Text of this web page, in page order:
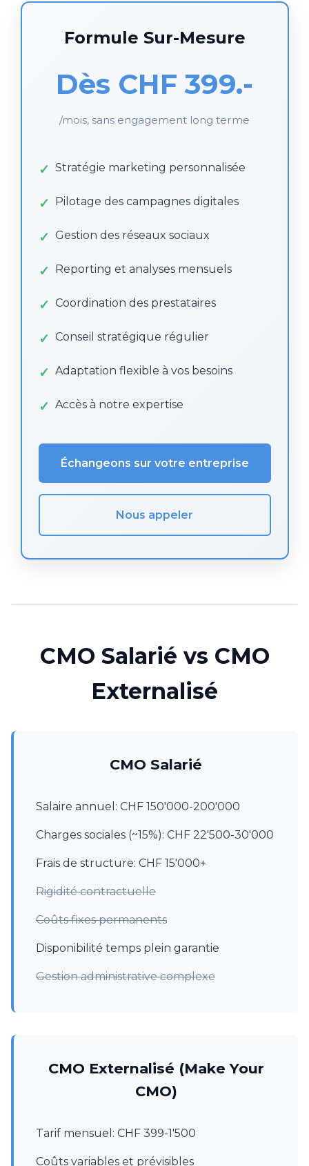
Formule Sur-Mesure
Dès CHF 399.-
/mois, sans engagement long terme
Stratégie marketing personnalisée
Pilotage des campagnes digitales
Gestion des réseaux sociaux
Reporting et analyses mensuels
Coordination des prestataires
Conseil stratégique régulier
Adaptation flexible à vos besoins
Accès à notre expertise
Échangeons sur votre entreprise
Nous appeler
CMO Salarié vs CMO
Externalisé
CMO Salarié
Salaire annuel: CHF 150'000-200'000
Charges sociales (~15%): CHF 22'500-30'000
Frais de structure: CHF 15'000+
Rigidité contractuelle
Coûts fixes permanents
Disponibilité temps plein garantie
Gestion administrative complexe
CMO Externalisé (Make Your
CMO)
Tarif mensuel: CHF 399-1'500
Coûts variables et prévisibles